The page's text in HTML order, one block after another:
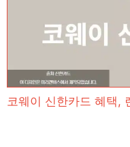
코웨이 신한카드 혜택,